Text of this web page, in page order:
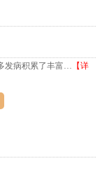
发病积累了丰富… 【详